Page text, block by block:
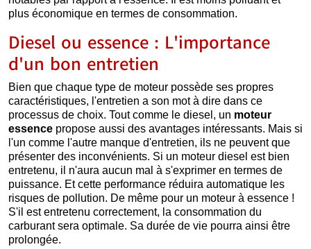
plus économique en termes de consommation.
Diesel ou essence : L'importance
d'un bon entretien
Bien que chaque type de moteur possède ses propres
caractéristiques, l'entretien a son mot à dire dans ce
processus de choix. Tout comme le diesel, un moteur
essence propose aussi des avantages intéressants. Mais si
l'un comme l'autre manque d'entretien, ils ne peuvent que
présenter des inconvénients. Si un moteur diesel est bien
entretenu, il n'aura aucun mal à s'exprimer en termes de
puissance. Et cette performance réduira automatique les
risques de pollution. De même pour un moteur à essence !
S'il est entretenu correctement, la consommation du
carburant sera optimale. Sa durée de vie pourra ainsi être
prolongée.